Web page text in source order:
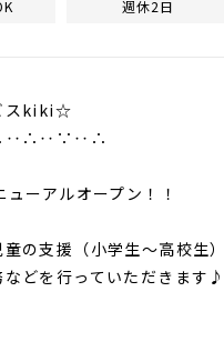
週休2日
スkiki☆
ーアルオープン！！
の支援（小学生～高校生）
どを行っていただきます♪